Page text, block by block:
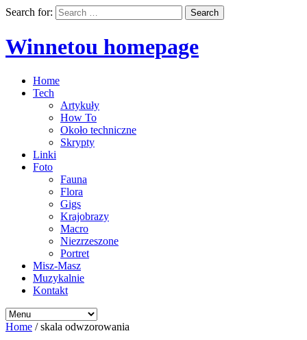
Search for:
Winnetou homepage
Home
Tech
Artykuły
How To
Około techniczne
Skrypty
Linki
Foto
Fauna
Flora
Gigs
Krajobrazy
Macro
Niezrzeszone
Portret
Misz-Masz
Muzykalnie
Kontakt
Home /skala odwzorowania